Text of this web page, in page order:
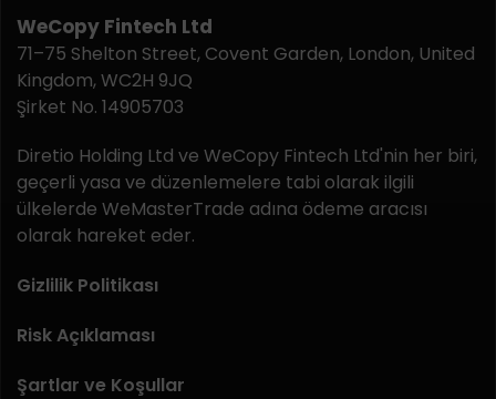
WeCopy Fintech Ltd
71–75 Shelton Street, Covent Garden, London, United
Kingdom, WC2H 9JQ
Şirket No. 14905703
Diretio Holding Ltd ve WeCopy Fintech Ltd'nin her biri,
geçerli yasa ve düzenlemelere tabi olarak ilgili
ülkelerde WeMasterTrade adına ödeme aracısı
olarak hareket eder.
Gizlilik Politikası
Risk Açıklaması
Şartlar ve Koşullar